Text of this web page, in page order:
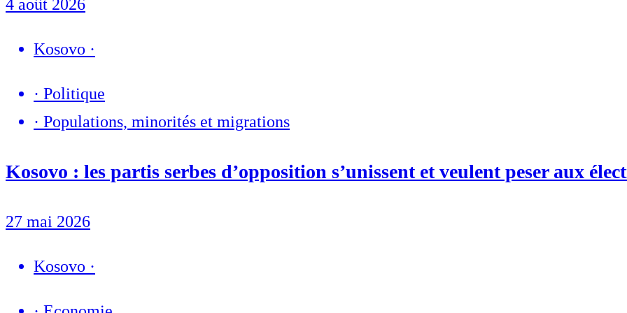
4 août 2026
Kosovo ·
· Politique
· Populations, minorités et migrations
Kosovo : les partis serbes d’opposition s’unissent et veulent peser aux
27 mai 2026
Kosovo ·